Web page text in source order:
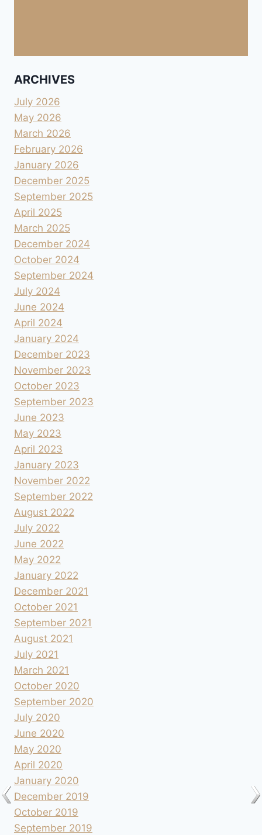
ARCHIVES
July 2026
May 2026
March 2026
February 2026
January 2026
December 2025
September 2025
April 2025
March 2025
December 2024
October 2024
September 2024
July 2024
June 2024
April 2024
January 2024
December 2023
November 2023
October 2023
September 2023
June 2023
May 2023
April 2023
January 2023
November 2022
September 2022
August 2022
July 2022
June 2022
May 2022
January 2022
December 2021
October 2021
September 2021
August 2021
July 2021
March 2021
October 2020
September 2020
July 2020
June 2020
May 2020
April 2020
January 2020
December 2019
October 2019
September 2019